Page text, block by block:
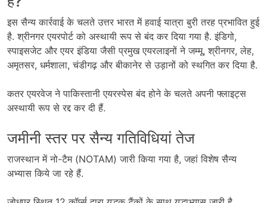
इस सैन्य कार्रवाई के चलते उत्तर भारत में हवाई यात्रा बुरी तरह प्रभावित हुई
है. श्रीनगर एयरपोर्ट को अस्थायी रूप से बंद कर दिया गया है. इंडिगो,
स्पाइसजेट और एयर इंडिया जैसी प्रमुख एयरलाइनों ने जम्मू, श्रीनगर, लेह,
अमृतसर, धर्मशाला, चंडीगढ़ और बीकानेर से उड़ानों को स्थगित कर दिया है.
कतर एयरवेज ने पाकिस्तानी एयरस्पेस बंद होने के चलते अपनी फ्लाइट्स
अस्थायी रूप से रद्द कर दी हैं.
जमीनी स्तर पर सैन्य गतिविधियां तेज
राजस्थान में नो-टैम (NOTAM) जारी किया गया है, जहां विशेष सैन्य
अभ्यास किये जा रहे हैं.